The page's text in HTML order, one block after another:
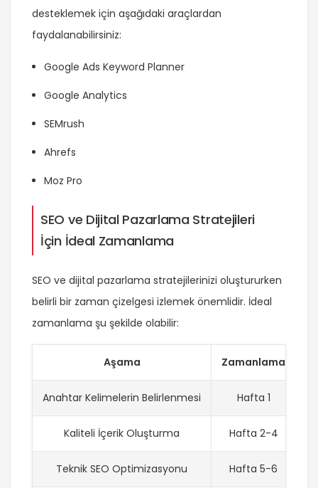
desteklemek için aşağıdaki araçlardan
faydalanabilirsiniz:
Google Ads Keyword Planner
Google Analytics
SEMrush
Ahrefs
Moz Pro
SEO ve Dijital Pazarlama Stratejileri
İçin İdeal Zamanlama
SEO ve dijital pazarlama stratejilerinizi oluştururken
belirli bir zaman çizelgesi izlemek önemlidir. İdeal
zamanlama şu şekilde olabilir:
Aşama Zamanlama
Anahtar Kelimelerin Belirlenmesi Hafta 1
Kaliteli İçerik Oluşturma Hafta 2-4
Teknik SEO Optimizasyonu Hafta 5-6